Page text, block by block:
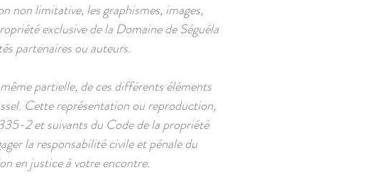
non limitative, les graphismes, images,
exclusive de la Domaine de Séguéla
partenaires ou auteurs.
partielle, de ces différents éléments
Cette représentation ou reproduction,
2 et suivants du Code de la propriété
la responsabilité civile et pénale du
en justice à votre encontre.